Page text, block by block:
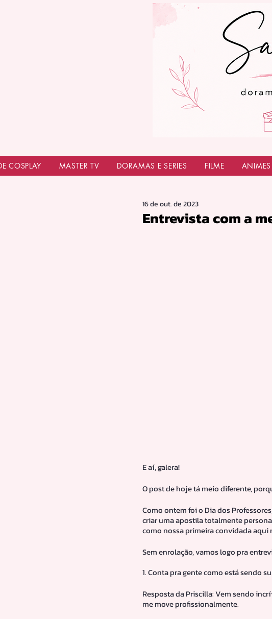
COSPLAY MASTER TV DORAMAS E SERIES FILME ANIMES
Entrevista com a
16 de out. de 2023
E aí, galera!
O post de hoje tá meio diferente,
Como ontem foi o Dia dos
criar uma apostila totalmente
como nossa primeira convidada aqui
Sem enrolação, vamos logo pra
1. Conta pra gente como está sendo
Resposta da Priscilla: Vem sendo
me move profissionalmente.